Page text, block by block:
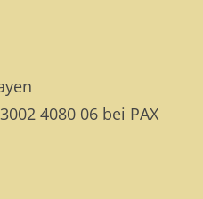
4080 06 bei PAX